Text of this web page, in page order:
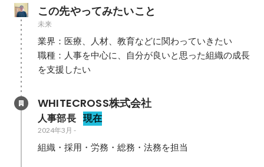
この先やってみたいこと
未来
業界：医療、人材、教育などに関わっていきたい
職種：人事を中心に、自分が良いと思った組織の成長
を支援したい
WHITECROSS株式会社
人事部長 現在
2024年3月 -
組織・採用・労務・総務・法務を担当